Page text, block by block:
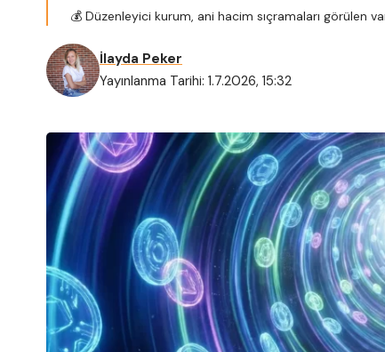
💰 Düzenleyici kurum, ani hacim sıçramaları görülen
Yayınlanma Tarihi: 1.7.2026, 15:32
İlayda Peker